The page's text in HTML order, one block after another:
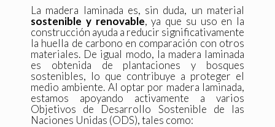
La madera laminada es, sin duda, un material
sostenible y renovable, ya que su uso en la
construcción ayuda a reducir significativamente
la huella de carbono en comparación con otros
materiales. De igual modo, la madera laminada
es obtenida de plantaciones y bosques
sostenibles, lo que contribuye a proteger el
medio ambiente. Al optar por madera laminada,
estamos apoyando activamente a varios
Objetivos de Desarrollo Sostenible de las
Naciones Unidas (ODS), tales como: